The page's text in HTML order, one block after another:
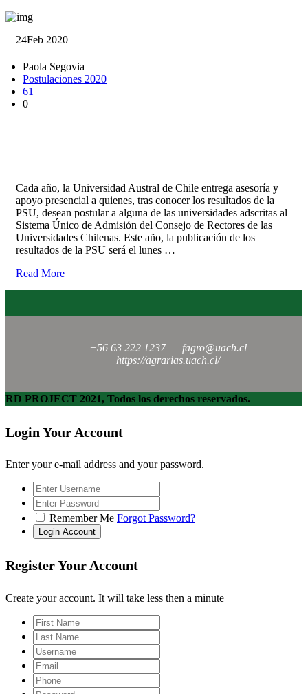
24Feb 2020
Paola Segovia
Postulaciones 2020
61
0
Cada año, la Universidad Austral de Chile entrega asesoría y
apoyo presencial a quienes, tras conocer los resultados de la
PSU, desean postular a alguna de las universidades adscritas al
Sistema Único de Admisión del Consejo de Rectores de las
Universidades Chilenas. Este año, la publicación de los
resultados de la PSU será el lunes …
Read More
+56 63 222 1237
fagro@uach.cl
https://agrarias.uach.cl/
RD PROJECT 2021, Todos los derechos reservados.
Login Your Account
Enter your e-mail address and your password.
Remember Me Forgot Password?
Register Your Account
Create your account. It will take less then a minute